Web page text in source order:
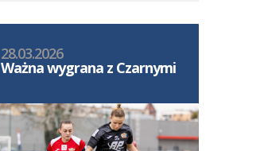
28.03.2026
Ważna wygrana z Czarnymi